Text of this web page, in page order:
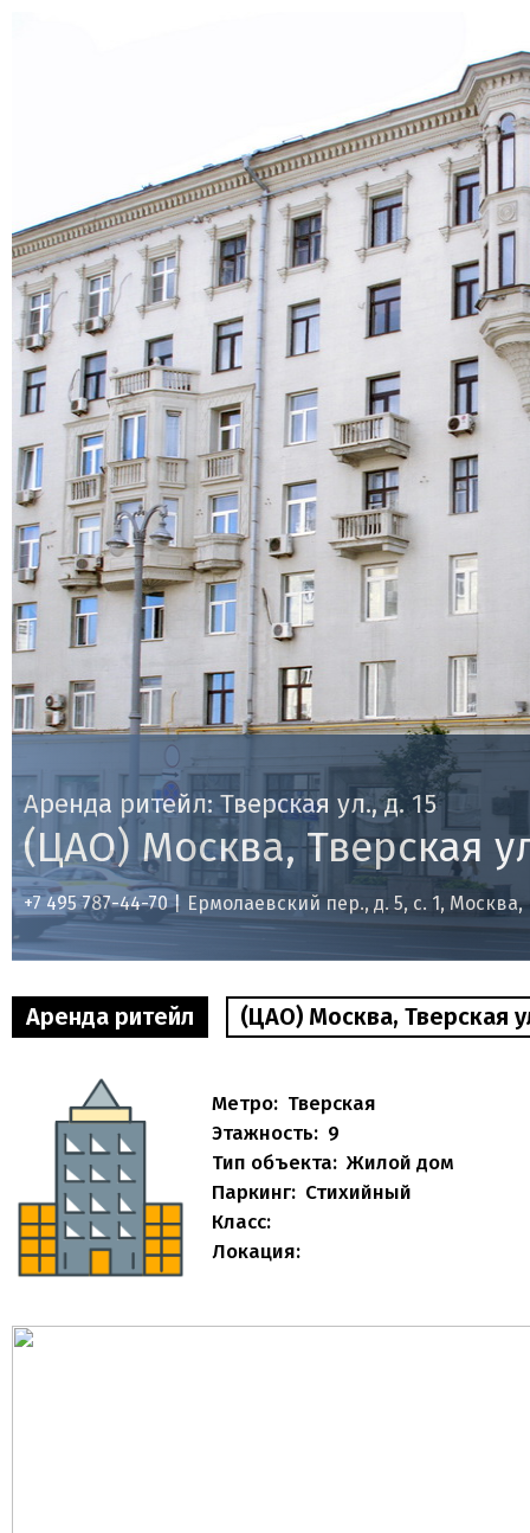
Аренда ритейл: Тверская ул., д. 15
(ЦАО) Москва, Тверская
+7 495 787-44-70 | Ермолаевский пер., д. 5, с. 1, Москва,
Аренда ритейл (ЦАО) Москва, Тверская
Метро: Тверская
Этажность: 9
Тип объекта: Жилой дом
Паркинг: Стихийный
Класс:
Локация: